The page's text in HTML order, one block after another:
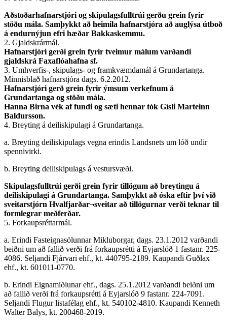
Aðstoðarhafnarstjóri og skipulagsfulltrúi gerðu grein fyrir
stöðu mála. Samþykkt að heimila hafnarstjóra að auglýsa útboð
á endurnýjun efri hæðar Bakkaskemmu.
2. Gjaldskrármál.
Hafnarstjóri gerði grein fyrir tveimur málum varðandi
gjaldskrá Faxaflóahafna sf.
3. Umhverfis-, skipulags- og framkvæmdamál á Grundartanga.
Minnisblað hafnarstjóra dags. 6.2.2012.
Hafnarstjóri gerð grein fyrir ýmsum verkefnum á
Grundartanga og stöðu mála.
Hanna Birna vék af fundi og sæti hennar tók Gísli Marteinn
Baldursson.
4. Breyting á deiliskipulagi á Grundartanga.
a. Breyting deiliskipulags vegna erindis Landsnets um lóð undir
spennivirki.
b. Breyting deiliskipulags á vestursvæði.
Skipulagsfulltrúi gerði grein fyrir tillögum að breytingu á
deiliskipulagi á Grundartanga. Samþykkt að óska eftir því við
sveitarstjórn Hvalfjarðar¬sveitar að tillögurnar verði teknar til
formlegrar meðferðar.
5. Forkaupsréttarmál.
a. Erindi Fasteignasölunnar Mikluborgar, dags. 23.1.2012 varðandi
beiðni um að fallið verði frá forkaupsrétti á Eyjarslóð 1 fastanr. 225-
4086. Seljandi Fjárvari ehf., kt. 440795-2189. Kaupandi Guðlax
ehf., kt. 601011-0770.
b. Erindi Eignamiðlunar ehf., dags. 25.1.2012 varðandi beiðni um
að fallið verði frá forkaupsrétti á Eyjarslóð 9 fastanr. 224-7091.
Seljandi Flugur listafélag ehf., kt. 540102-4810. Kaupandi Kenneth
Walter Balys, kt. 200468-2019.